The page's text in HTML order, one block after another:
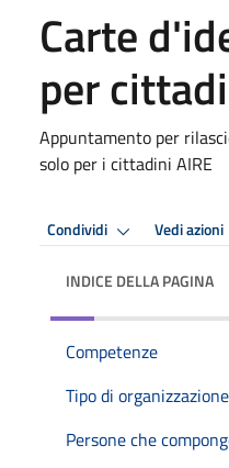
Carte
per
Appuntamento per
solo per i cittadini AIRE
Condividi Vedi azioni
INDICE DELLA PAGINA
Competenze
Tipo di organizzazione
Persone che